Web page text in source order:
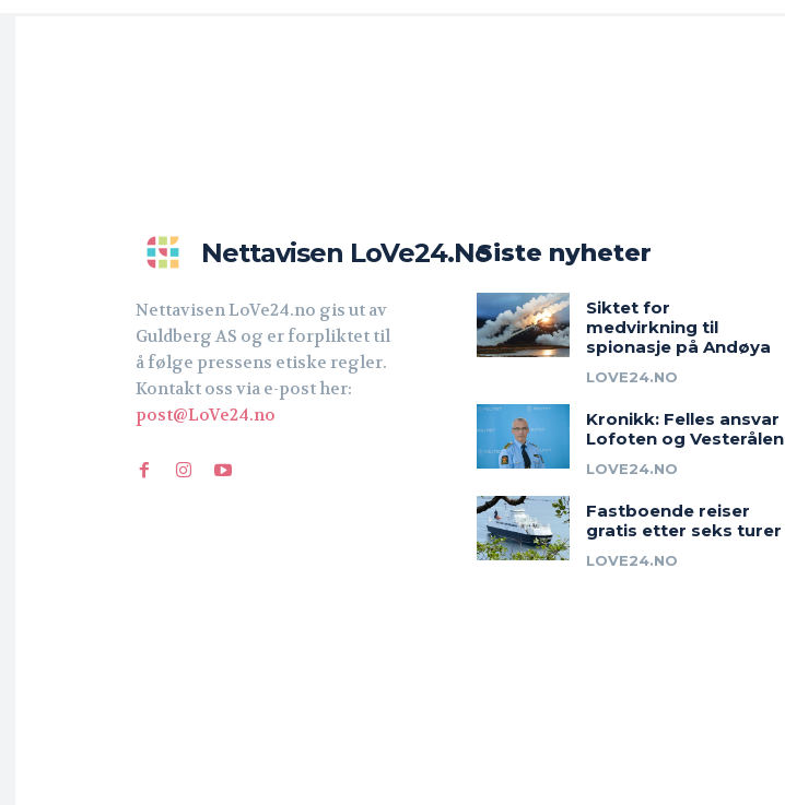
Nettavisen LoVe24.no
Nettavisen LoVe24.no gis ut av
Guldberg AS og er forpliktet til
å følge pressens etiske regler.
Kontakt oss via e-post her:
post@LoVe24.no
Siste nyheter
Siktet for
medvirkning til
spionasje på Andøya
LOVE24.NO
Kronikk: Felles ansvar
Lofoten og Vesterålen
LOVE24.NO
Fastboende reiser
gratis etter seks turer
LOVE24.NO